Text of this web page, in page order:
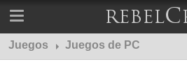
Juegos Juegos de PC